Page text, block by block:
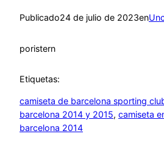
Publicado24 de julio de 2023en
poristern
Etiquetas:
camiseta de barcelona sporting
barcelona 2014 y 2015, camiseta
barcelona 2014